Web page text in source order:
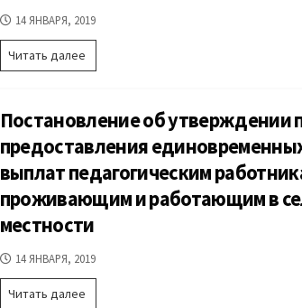
ДАТА
ПУБЛИКАЦИИ
14 ЯНВАРЯ, 2019
Читать далееПостановление
об
регламентации
и
оформления
отношений
государственной
или
муниципальной
организации
с
обучающимися
Постановление об утверждении
предоставления
выплат педагогическим
проживающим и работающим в
местности
ДАТА
ПУБЛИКАЦИИ
14 ЯНВАРЯ, 2019
Читать далееПостановление